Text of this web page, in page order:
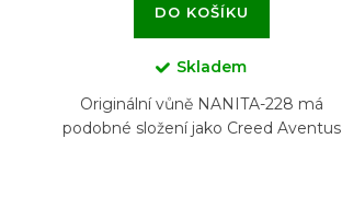
DO KOŠÍKU
Skladem
Originální vůně NANITA-228 má
podobné složení jako Creed Aventus